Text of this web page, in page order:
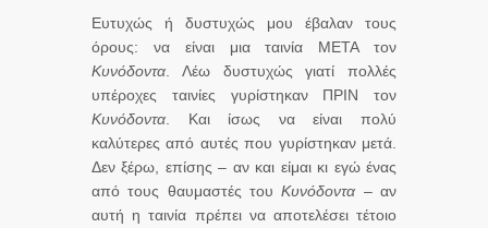
Ευτυχώς ή δυστυχώς μου έβαλαν τους
όρους: να είναι μια ταινία ΜΕΤΑ τον
Κυνόδοντα . Λέω δυστυχώς γιατί πολλές
υπέροχες ταινίες γυρίστηκαν ΠΡΙΝ τον
Κυνόδοντα . Και ίσως να είναι πολύ
καλύτερες από αυτές που γυρίστηκαν μετά.
Δεν ξέρω, επίσης – αν και είμαι κι εγώ ένας
από τους θαυμαστές τουΚυνόδοντα – αν
αυτή η ταινία πρέπει να αποτελέσει τέτοιο